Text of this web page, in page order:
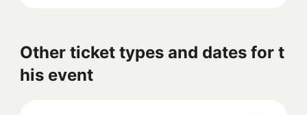
Other ticket types and dates for t
his event